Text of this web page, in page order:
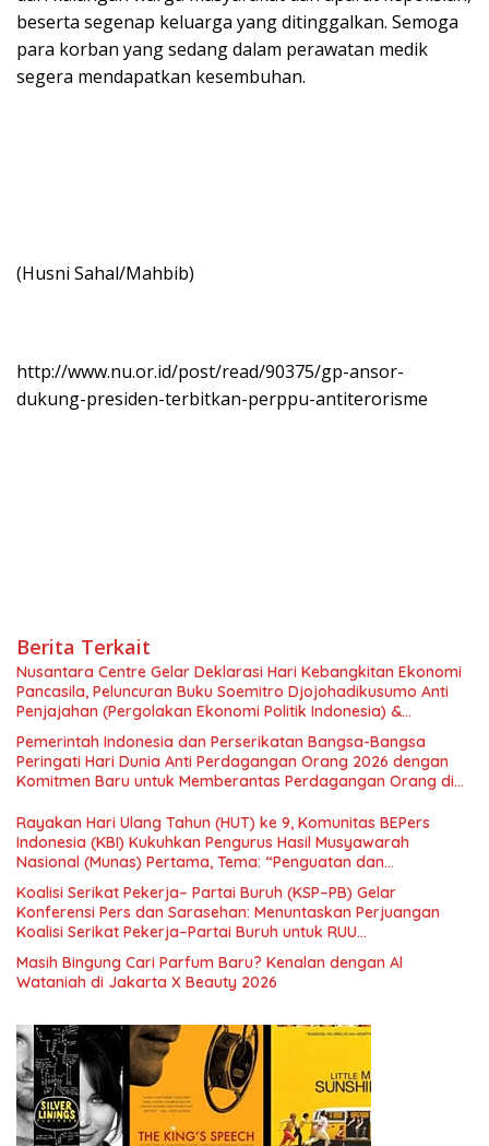
beserta segenap keluarga yang ditinggalkan. Semoga
para korban yang sedang dalam perawatan medik
segera mendapatkan kesembuhan.
(Husni Sahal/Mahbib)
http://www.nu.or.id/post/read/90375/gp-ansor-
dukung-presiden-terbitkan-perppu-antiterorisme
Berita Terkait
Nusantara Centre Gelar Deklarasi Hari Kebangkitan Ekonomi
Pancasila, Peluncuran Buku Soemitro Djojohadikusumo Anti
Penjajahan (Pergolakan Ekonomi Politik Indonesia) &
Simposium Nasional “Urgensi Undang-Undang Perekonomian
Nasional dan Kesejahteraan Sosial dalam Menata Bangsa
Menuju Indonesia Emas 2045”,
Pemerintah Indonesia dan Perserikatan Bangsa-Bangsa
Peringati Hari Dunia Anti Perdagangan Orang 2026 dengan
Komitmen Baru untuk Memberantas Perdagangan Orang di
Rayakan Hari Ulang Tahun (HUT) ke 9, Komunitas BEPers
Indonesia (KBI) Kukuhkan Pengurus Hasil Musyawarah
Nasional (Munas) Pertama, Tema: “Penguatan dan
Pengembangan Organisasi KBI yang Berbasis Riset di seluruh
Indonesia dan Mancanegara”.
Koalisi Serikat Pekerja– Partai Buruh (KSP–PB) Gelar
Konferensi Pers dan Sarasehan: Menuntaskan Perjuangan
Koalisi Serikat Pekerja–Partai Buruh untuk RUU
Ketenagakerjaan Baru.
Masih Bingung Cari Parfum Baru? Kenalan dengan Al
Wataniah di Jakarta X Beauty 2026